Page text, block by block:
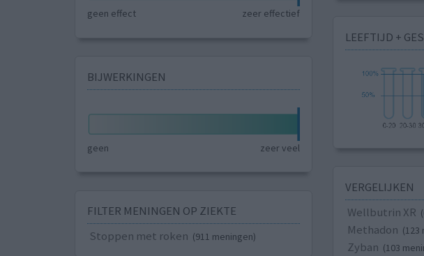
geen effect zeer effectief
BIJWERKINGEN
geen zeer veel
FILTER MENINGEN OP ZIEKTE
Stoppen met roken (911 meningen)
LEEFTIJD +
VERGELIJKEN
Wellbutrin XR
Methadon (123
Zyban (103